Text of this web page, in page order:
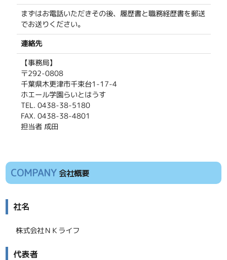
まずはお電話いただきその後、履歴書と職務経歴書を郵送
でお送りください。
連絡先
【事務局】
〒292-0808
千葉県木更津市千束台1-17-4
ホエール学園らいとはうす
TEL. 0438-38-5180
FAX. 0438-38-4801
担当者 成田
COMPANY 会社概要
社名
株式会社ＮＫライフ
代表者